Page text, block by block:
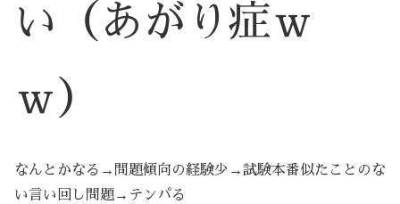
い（あがり症ｗ
ｗ ）
なんとかなる→問題傾向の経験少→試験本番似たことのな
い言い回し問題→テンパる